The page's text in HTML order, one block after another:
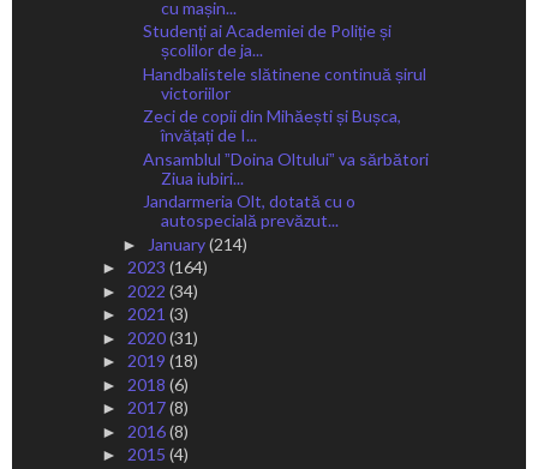
cu mașin...
Studenți ai Academiei de Poliție și
școlilor de ja...
Handbalistele slătinene continuă șirul
victoriilor
Zeci de copii din Mihăești și Bușca,
învățați de I...
Ansamblul ˮDoina Oltuluiˮ va sărbători
Ziua iubiri...
Jandarmeria Olt, dotată cu o
autospecială prevăzut...
► January(214)
► 2023 (164)
► 2022 (34)
► 2021 (3)
► 2020(31)
► 2019 (18)
► 2018 (6)
► 2017(8)
► 2016(8)
► 2015 (4)